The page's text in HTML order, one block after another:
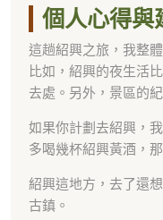
個人心得與
這趟紹興之旅，我整
比如，紹興的夜生活
去處。另外，景區的
如果你計劃去紹興，
多喝幾杯紹興黃酒，
紹興這地方，去了還
古鎮。